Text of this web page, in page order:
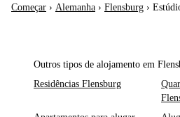
Começar › Alemanha › Flensburg ›
Outros tipos de alojamento em
Residências Flensburg